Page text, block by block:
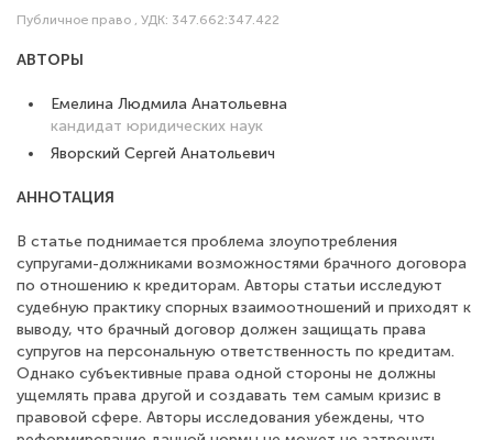
Публичное право , УДК: 347.662:347.422
АВТОРЫ
Емелина Людмила Анатольевна
кандидат юридических наук
Яворский Сергей Анатольевич
АННОТАЦИЯ
В статье поднимается проблема злоупотребления
супругами-должниками возможностями брачного договора
по отношению к кредиторам. Авторы статьи исследуют
судебную практику спорных взаимоотношений и приходят к
выводу, что брачный договор должен защищать права
супругов на персональную ответственность по кредитам.
Однако субъективные права одной стороны не должны
ущемлять права другой и создавать тем самым кризис в
правовой сфере. Авторы исследования убеждены, что